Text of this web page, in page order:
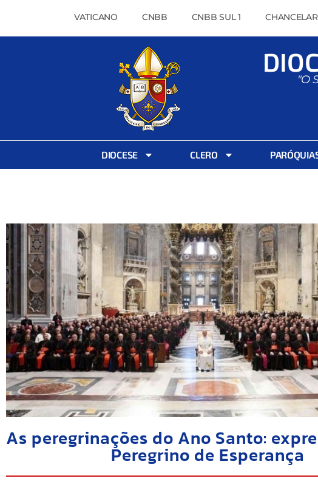
VATICANO CNBB CNBB SUL 1
"O
DIOCESE CLERO
As peregrinações do Ano Santo:
Peregrino de Esperança